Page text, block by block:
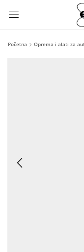
Početna Oprema i alati za